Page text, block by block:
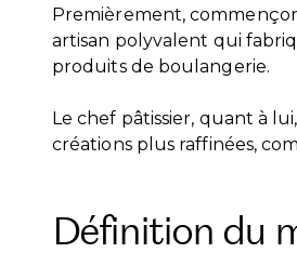
Premièrement,
artisan polyvalent qui
produits de boulangerie.
Le chef pâtissier, quant à
créations plus raffinées,
Définition du